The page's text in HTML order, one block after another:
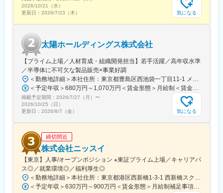
同社はコーヒーや炭酸飲料などでお馴染みの“ダイドードリンコ株
式会社”の設立母体会社で、60年以上にわたり医薬品を中心とする
発、製造に取り組み、ドリンク剤の受託製造トップクラスのシェ
ア率を誇っています。
また栄養ドリンクの「アリナミン7、アスパラドリンク、エスカッ
プ」は、当社が製造をしています。多種多様なドリンク剤の製造
が可能で、1日最大約170万本の生産が可能な設備を備えていま
す。
変更の範囲：会社の定める業務
2026/10/21（水）
更新日： 2026/7/23（木） 気になる
太陽ホールディングス株式会社
【プライム上場／人材育成・組織開発担当】若手活躍／高年収水準
／半導体に不可欠な製品販売×事業好調
＜勤務地詳細＞本社住所：東京都豊島区西池袋一丁目11-1 メトロポリタンプラザビル16F勤務地最寄駅：各線／池袋駅受動喫煙対策：屋内全面禁煙変更の範囲：会社の定める事業所（リモートワーク含む）
＜予定年収＞680万円～1,070万円＜賃金形態＞月給制＜賃金内訳＞月額（基本給）：335,000円～530,000円＜月給＞335,000円～530,000円＜昇給有無＞有＜残業手当＞有＜給与補足＞※年収概算には想定残業時間20時間分を含む・2025年度 全社平均残業時間：20時間・残業代全額支給（管理監督職については対象外)・賞与6か月分（2025年度実績）賃金はあくまでも目安の金額であり、選考を通じて上下する可能性があります。月給(月額)は固定手当を含めた表記です。
掲載予定期間： 2026/7/27（月） 〜
2026/10/25（日）
更新日： 2026/8/7（金） 気になる
締切間近
株式会社ニッスイ
【東京】人事/オープンポジション ※東証プライム上場／キャリアパ
ス◎／就業環境◎／福利厚生◎
＜勤務地詳細＞本社住所：東京都港区西新橋1-3-1 西新橋スクエア勤務地最寄駅：東京メトロ線／内幸町駅受動喫煙対策：屋内全面禁煙変更の範囲：会社の定める事業所（リモートワーク含む）
＜予定年収＞630万円～900万円＜賃金形態＞月給制補足事項なし＜賃金内訳＞月額（基本給）：330,000円～448,000円＜月給＞330,000円～448,000円＜昇給有無＞有＜残業手当＞有＜給与補足＞※給与詳細は、経験・経歴を考慮のうえ、決定します。■賞与：年2回（6月・12月）※2026年 度見込（ 6.0ヶ月）※時間外、法定外休日勤務をした場合は30%の割増手当支給法定休日勤務の場合は、35%の割増手当支給賃金はあくまでも目安の金額であり、選考を通じて上下する可能性があります。月給(月額)は固定手当を含めた表記です。